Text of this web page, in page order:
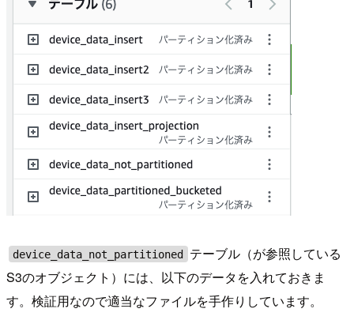
device_data_not_partitioned テーブル（が参照している
S3のオブジェクト）には、以下のデータを入れておきま
す。検証用なので適当なファイルを手作りしています。